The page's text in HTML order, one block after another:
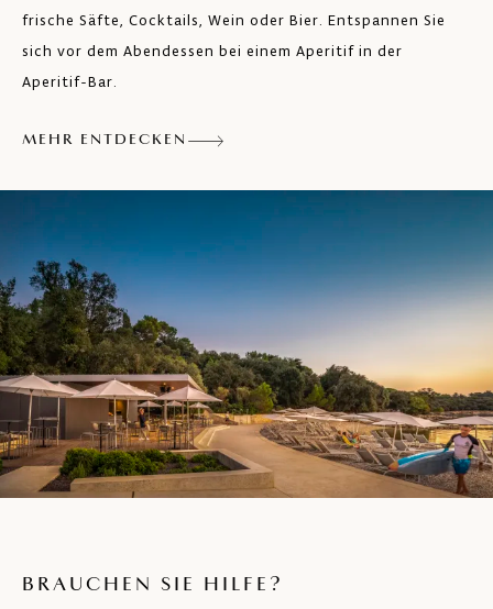
frische Säfte, Cocktails, Wein oder Bier. Entspannen Sie
sich vor dem Abendessen bei einem Aperitif in der
Aperitif-Bar.
MEHR ENTDECKEN
BRAUCHEN SIE HILFE?